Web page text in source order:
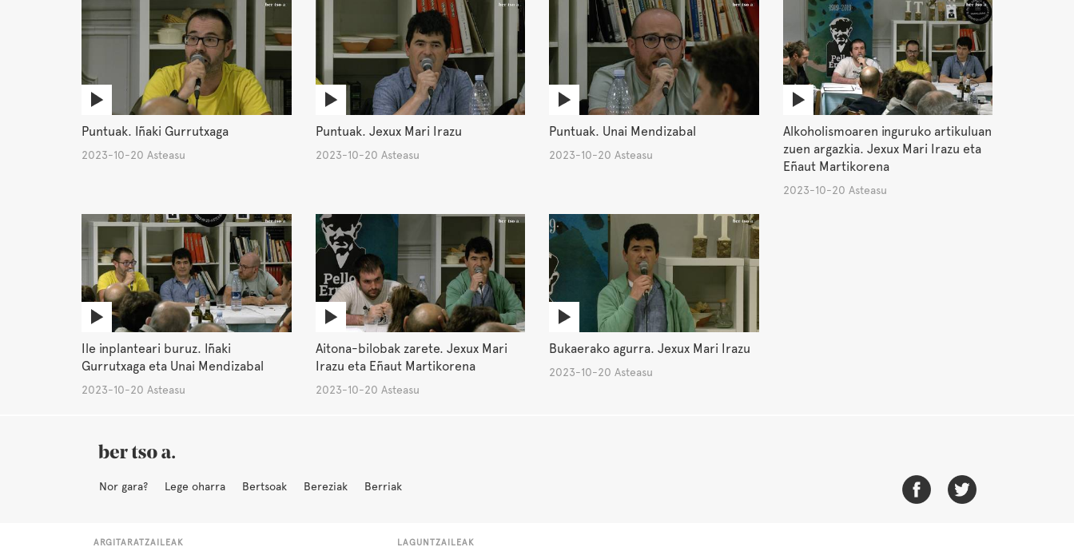
Puntuak. Iñaki Gurrutxaga
2023-10-20 Asteasu
Puntuak. Jexux Mari Irazu
2023-10-20 Asteasu
Puntuak. Unai Mendizabal
2023-10-20 Asteasu
Alkoholismoaren inguruko artikuluan
zuen argazkia. Jexux Mari Irazu eta
Eñaut Martikorena
2023-10-20 Asteasu
Ile inplanteari buruz. Iñaki
Gurrutxaga eta Unai Mendizabal
2023-10-20 Asteasu
Aitona-bilobak zarete. Jexux Mari
Irazu eta Eñaut Martikorena
2023-10-20 Asteasu
Bukaerako agurra. Jexux Mari Irazu
2023-10-20 Asteasu
Nor gara? Lege oharra Bertsoak Bereziak Berriak
ARGITARATZAILEAK LAGUNTZAILEAK